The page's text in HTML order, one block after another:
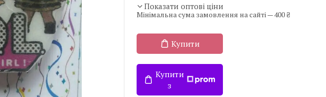
Показати оптові ціни
Мінімальна сума замовлення на сайті — 400 ₴
Купити
Купити
з